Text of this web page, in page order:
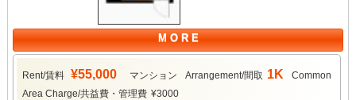
M O R E
Rent/賃料 ¥55,000 マンション Arrangement/間取 1K
Common
Area Charge/共益費・管理費 ¥3000